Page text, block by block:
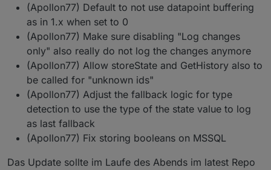
Der SSL-Connection Support hat jetzt die
Option bekommen Zertifikatsfehler durch
selbstsignierte Zertifikate zu ignorieren und
generell wurde Datenbankübergreifend der SSL
Support geprüft und aktualisiert.
(Apollon77) Default to not use datapoint buffering
as in 1.x when set to 0
(Apollon77) Make sure disabling "Log changes
only" also really do not log the changes anymore
(Apollon77) Allow storeState and GetHistory also to
be called for "unknown ids"
(Apollon77) Adjust the fallback logic for type
detection to use the type of the state value to log
as last fallback
(Apollon77) Fix storing booleans on MSSQL
Das Update sollte im Laufe des Abends im latest Repo